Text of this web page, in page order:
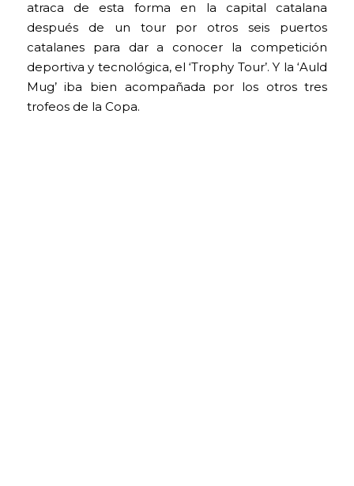
atraca de esta forma en la capital catalana
después de un tour por otros seis puertos
catalanes para dar a conocer la competición
deportiva y tecnológica, el ‘Trophy Tour’. Y la ‘Auld
Mug’ iba bien acompañada por los otros tres
trofeos de la Copa.